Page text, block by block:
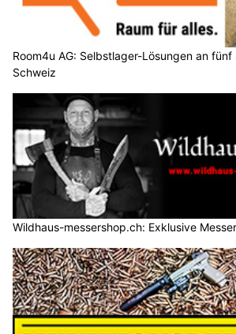
Room4u AG: Selbstlager-Lösungen an
Schweiz
Wildhaus-messershop.ch: Exklusive